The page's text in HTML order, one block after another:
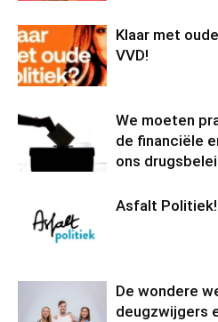
Klaar met
VVD!
We moeten
de financiële
ons
Asfalt Politiek!
De wondere
deugzwijgers